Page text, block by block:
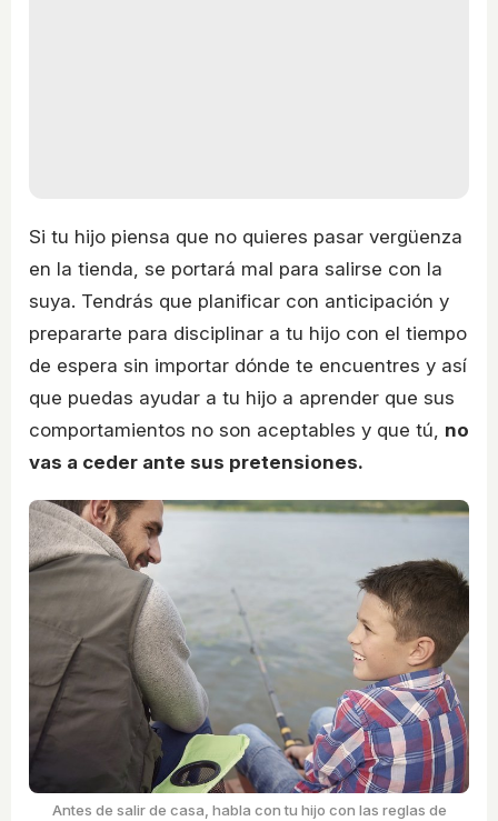
Si tu hijo piensa que no quieres pasar vergüenza
en la tienda, se portará mal para salirse con la
suya. Tendrás que planificar con anticipación y
prepararte para disciplinar a tu hijo con el tiempo
de espera sin importar dónde te encuentres y así
que puedas ayudar a tu hijo a aprender que sus
comportamientos no son aceptables y que tú, no
vas a ceder ante sus pretensiones.
Antes de salir de casa, habla con tu hijo con las reglas de